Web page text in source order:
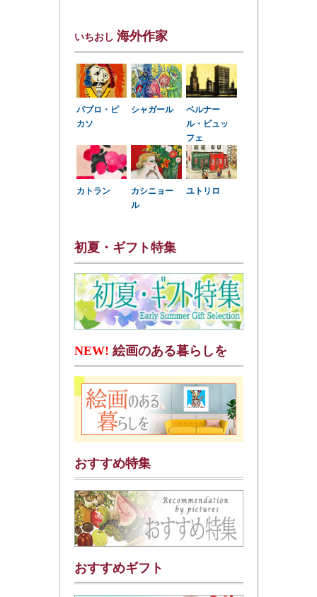
いちおし 海外作家
パブロ・ピ
カソ
シャガール
ベルナー
ル・ビュッ
フェ
カトラン
カシニョー
ル
ユトリロ
初夏・ギフト特集
NEW! 絵画のある暮らしを
おすすめ特集
おすすめギフト